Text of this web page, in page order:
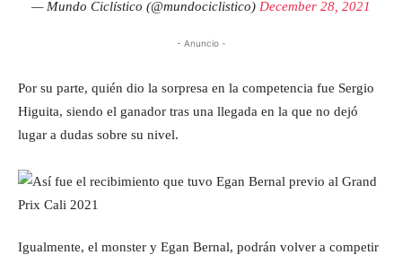
— Mundo Ciclístico (@mundociclistico) December 28, 2021
- Anuncio -
Por su parte, quién dio la sorpresa en la competencia fue Sergio
Higuita, siendo el ganador tras una llegada en la que no dejó
lugar a dudas sobre su nivel.
Igualmente, el monster y Egan Bernal, podrán volver a competir